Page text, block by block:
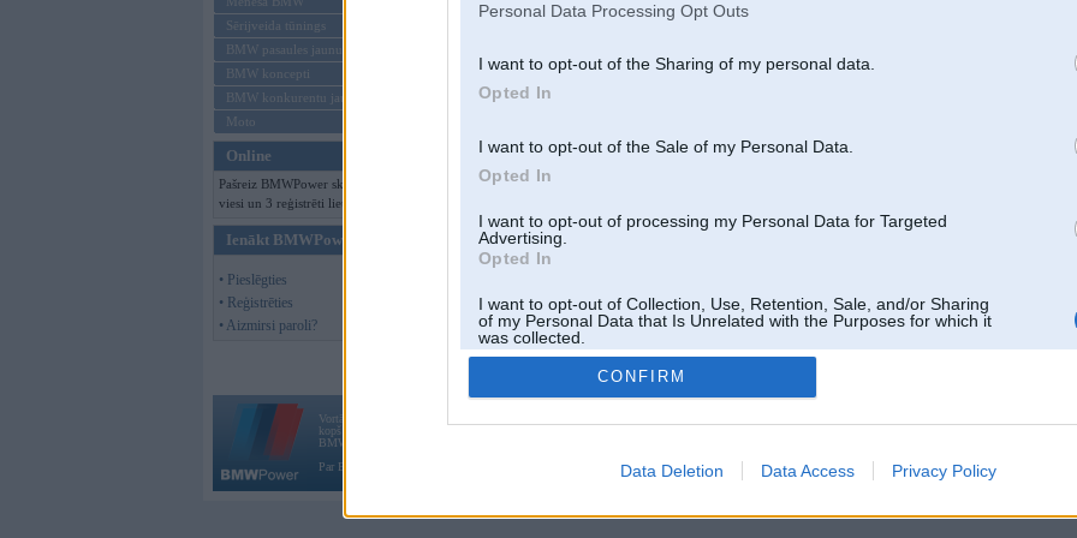
Personal Data Processing Opt Outs
I want to opt-out of the Sharing of my personal data.
Opted In
I want to opt-out of the Sale of my Personal Data.
Opted In
I want to opt-out of processing my Personal Data for Targeted
Advertising.
Opted In
I want to opt-out of Collection, Use, Retention, Sale, and/or Sharing
of my Personal Data that Is Unrelated with the Purposes for which it
was collected.
Opted Out
CONFIRM
Data Deletion Data Access Privacy Policy
Sērijveida tūnings
BMW pasaules jaunumi
BMW koncepti
BMW konkurentu jaunumi
Moto
Online
Pašreiz BMWPower skatās 137
viesi un 3 reģistrēti lietotāji.
Ienākt BMWPower
• Pieslēgties
• Reģistrēties
• Aizmirsi paroli?
Vortāls BMWPower.lv darbojas
kopš 2002. gada 14. maija. Tas nav auto klubs un nav saistīts ar
BMW AG.
Par BMWPower